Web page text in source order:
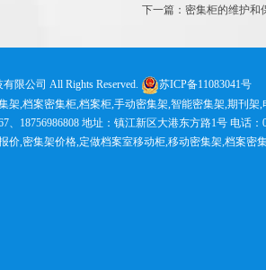
下一篇：密集柜的维护和
限公司 All Rights Reserved.
苏ICP备11083041号
架,档案密集柜,档案柜,手动密集架,智能密集架,期刊
、18756986808 地址：镇江新区大港东方路1号 电话：
价,密集架价格,定做档案室移动柜,移动密集架,档案密